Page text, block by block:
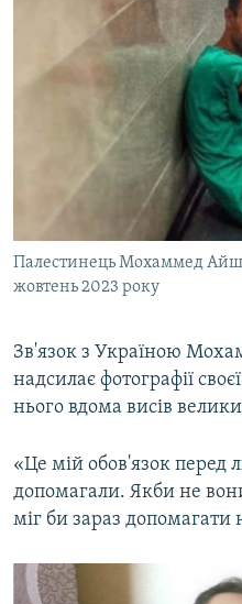
Палестинець Мохаммед Айш
жовтень 2023 року
Зв'язок з Україною
надсилає фотографії
нього вдома висів
«Це мій обов'язок перед
допомагали. Якби не
міг би зараз допомагати